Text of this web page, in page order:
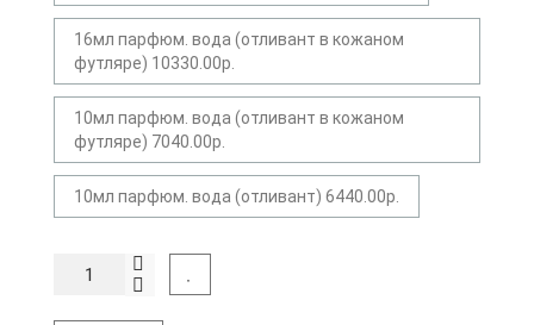
16мл парфюм. вода (отливант в кожаном
футляре) 10330.00р.
10мл парфюм. вода (отливант в кожаном
футляре) 7040.00р.
10мл парфюм. вода (отливант) 6440.00р.